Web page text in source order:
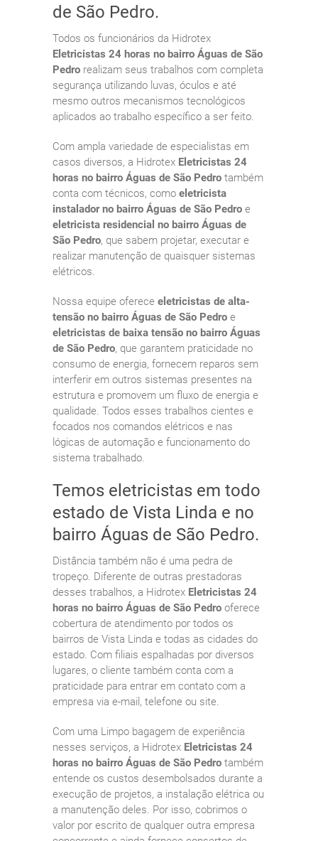
de São Pedro.
Todos os funcionários da Hidrotex
Eletricistas 24 horas no bairro Águas de São
Pedro realizam seus trabalhos com completa
segurança utilizando luvas, óculos e até
mesmo outros mecanismos tecnológicos
aplicados ao trabalho específico a ser feito.
Com ampla variedade de especialistas em
casos diversos, a Hidrotex Eletricistas 24
horas no bairro Águas de São Pedro também
conta com técnicos, como eletricista
instalador no bairro Águas de São Pedro e
eletricista residencial no bairro Águas de
São Pedro, que sabem projetar, executar e
realizar manutenção de quaisquer sistemas
elétricos.
Nossa equipe oferece eletricistas de alta-
tensão no bairro Águas de São Pedro e
eletricistas de baixa tensão no bairro Águas
de São Pedro, que garantem praticidade no
consumo de energia, fornecem reparos sem
interferir em outros sistemas presentes na
estrutura e promovem um fluxo de energia e
qualidade. Todos esses trabalhos cientes e
focados nos comandos elétricos e nas
lógicas de automação e funcionamento do
sistema trabalhado.
Temos eletricistas em todo
estado de Vista Linda e no
bairro Águas de São Pedro.
Distância também não é uma pedra de
tropeço. Diferente de outras prestadoras
desses trabalhos, a Hidrotex Eletricistas 24
horas no bairro Águas de São Pedro oferece
cobertura de atendimento por todos os
bairros de Vista Linda e todas as cidades do
estado. Com filiais espalhadas por diversos
lugares, o cliente também conta com a
praticidade para entrar em contato com a
empresa via e-mail, telefone ou site.
Com uma Limpo bagagem de experiência
nesses serviços, a Hidrotex Eletricistas 24
horas no bairro Águas de São Pedro também
entende os custos desembolsados durante a
execução de projetos, a instalação elétrica ou
a manutenção deles. Por isso, cobrimos o
valor por escrito de qualquer outra empresa